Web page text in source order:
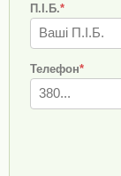
П.І.Б.*
Телефон*